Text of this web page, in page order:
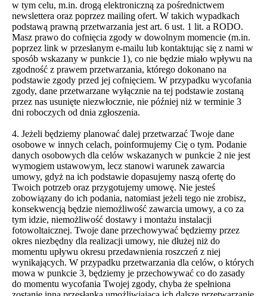
w tym celu, m.in. drogą elektroniczną za pośrednictwem
newslettera oraz poprzez mailing ofert. W takich wypadkach
podstawą prawną przetwarzania jest art. 6 ust. 1 lit. a RODO.
Masz prawo do cofnięcia zgody w dowolnym momencie (m.in.
poprzez link w przesłanym e-mailu lub kontaktując się z nami w
sposób wskazany w punkcie 1), co nie będzie miało wpływu na
zgodność z prawem przetwarzania, którego dokonano na
podstawie zgody przed jej cofnięciem. W przypadku wycofania
zgody, dane przetwarzane wyłącznie na tej podstawie zostaną
przez nas usunięte niezwłocznie, nie później niż w terminie 3
dni roboczych od dnia zgłoszenia.
4. Jeżeli będziemy planować dalej przetwarzać Twoje dane
osobowe w innych celach, poinformujemy Cię o tym. Podanie
danych osobowych dla celów wskazanych w punkcie 2 nie jest
wymogiem ustawowym, lecz stanowi warunek zawarcia
umowy, gdyż na ich podstawie dopasujemy naszą ofertę do
Twoich potrzeb oraz przygotujemy umowę. Nie jesteś
zobowiązany do ich podania, natomiast jeżeli tego nie zrobisz,
konsekwencją będzie niemożliwość zawarcia umowy, a co za
tym idzie, niemożliwość dostawy i montażu instalacji
fotowoltaicznej. Twoje dane przechowywać będziemy przez
okres niezbędny dla realizacji umowy, nie dłużej niż do
momentu upływu okresu przedawnienia roszczeń z niej
wynikających. W przypadku przetwarzania dla celów, o których
mowa w punkcie 3, będziemy je przechowywać co do zasady
do momentu wycofania Twojej zgody, chyba że spełniona